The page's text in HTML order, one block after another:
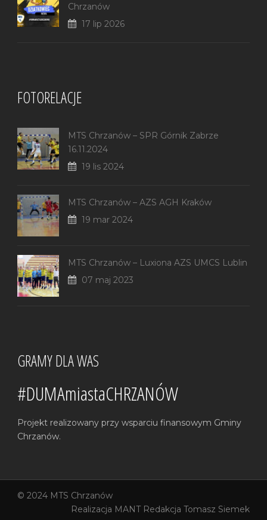
Chrzanów
17 lip 2026
FOTORELACJE
MTS Chrzanów – SPR Górnik Zabrze
16.11.2024
19 lis 2024
MTS Chrzanów – AZS AGH Kraków
19 mar 2024
MTS Chrzanów – Luxiona AZS UMCS Lublin
07 maj 2023
GRAMY DLA WAS
#DUMAmiastaCHRZANÓW
Projekt realizowany przy wsparciu finansowym Gminy
Chrzanów.
© 2024 MTS Chrzanów
Realizacja MANTRedakcja Tomasz Siemek